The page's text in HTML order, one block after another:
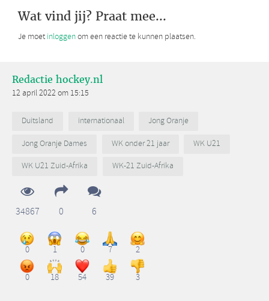
Wat vind jij? Praat mee...
Je moet inloggenom een reactie te kunnen plaatsen.
Redactie hockey.nl
12 april 2022 om 15:15
Duitsland internationaal
Jong Oranje
Jong Oranje Dames
WK onder 21 jaar
WK U21
WK U21 Zuid-Afrika
WK-21 Zuid-Afrika
34867 0 6
0 1 0 7 2
0 18 54 39 3